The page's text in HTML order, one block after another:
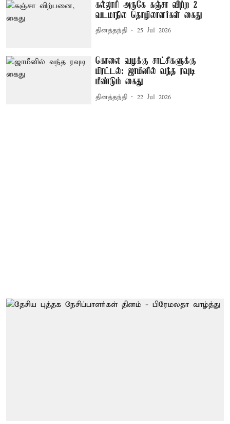
கல்லூரி அருகே கஞ்சா விற்ற 2
வடமாநில தொழிலாளர்கள் கைது
தினத்தந்தி 25 Jul 2026
கொலை வழக்கு சாட்சிகளுக்கு
மிரட்டல்: ஜாமீனில் வந்த ரவுடி
மீண்டும் கைது
தினத்தந்தி 22 Jul 2026